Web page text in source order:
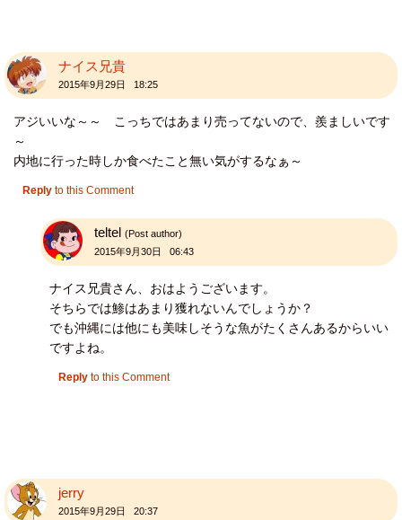
ナイス兄貴
2015年9月29日 18:25
アジいいな～～ こっちではあまり売ってないので、羨ましいです
～
内地に行った時しか食べたこと無い気がするなぁ～
Reply to this Comment
teltel (Post author)
2015年9月30日 06:43
ナイス兄貴さん、おはようございます。
そちらでは鯵はあまり獲れないんでしょうか？
でも沖縄には他にも美味しそうな魚がたくさんあるからいい
ですよね。
Reply to this Comment
jerry
2015年9月29日 20:37